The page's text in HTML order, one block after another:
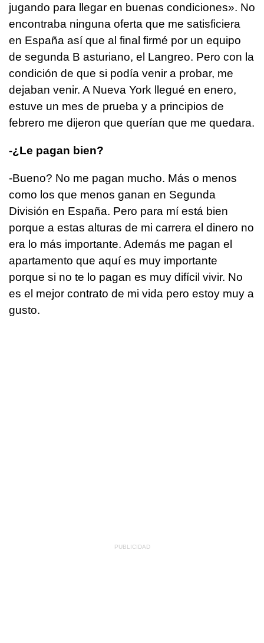
jugando para llegar en buenas condiciones». No
encontraba ninguna oferta que me satisficiera
en España así que al final firmé por un equipo
de segunda B asturiano, el Langreo. Pero con la
condición de que si podía venir a probar, me
dejaban venir. A Nueva York llegué en enero,
estuve un mes de prueba y a principios de
febrero me dijeron que querían que me quedara.
-¿Le pagan bien?
-Bueno? No me pagan mucho. Más o menos
como los que menos ganan en Segunda
División en España. Pero para mí está bien
porque a estas alturas de mi carrera el dinero no
era lo más importante. Además me pagan el
apartamento que aquí es muy importante
porque si no te lo pagan es muy difícil vivir. No
es el mejor contrato de mi vida pero estoy muy a
gusto.